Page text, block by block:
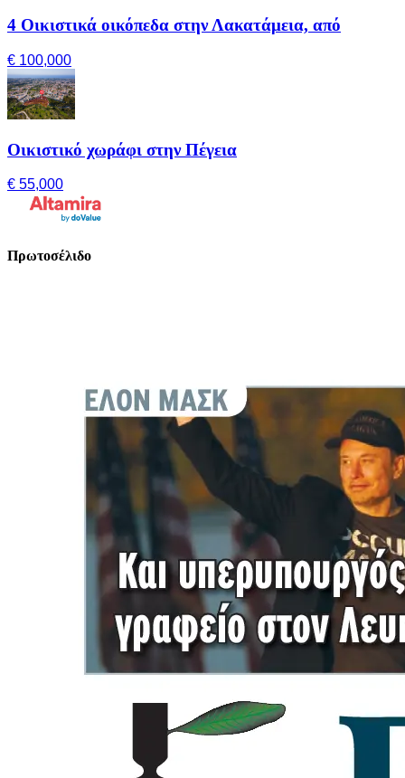
4 Οικιστικά οικόπεδα στην Λακατάμεια, από
€ 100,000
Οικιστικό χωράφι στην Πέγεια
€ 55,000
Πρωτοσέλιδο